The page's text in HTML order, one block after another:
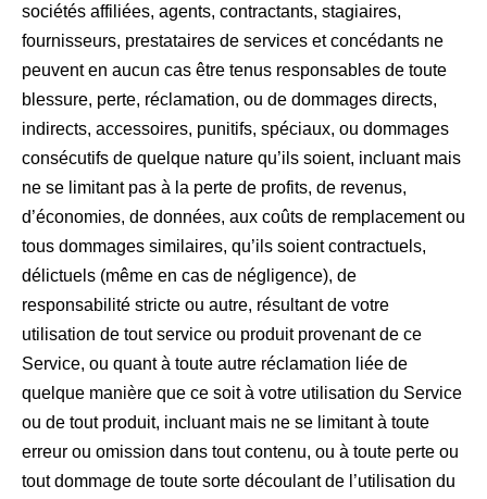
sociétés affiliées, agents, contractants, stagiaires,
fournisseurs, prestataires de services et concédants ne
peuvent en aucun cas être tenus responsables de toute
blessure, perte, réclamation, ou de dommages directs,
indirects, accessoires, punitifs, spéciaux, ou dommages
consécutifs de quelque nature qu’ils soient, incluant mais
ne se limitant pas à la perte de profits, de revenus,
d’économies, de données, aux coûts de remplacement ou
tous dommages similaires, qu’ils soient contractuels,
délictuels (même en cas de négligence), de
responsabilité stricte ou autre, résultant de votre
utilisation de tout service ou produit provenant de ce
Service, ou quant à toute autre réclamation liée de
quelque manière que ce soit à votre utilisation du Service
ou de tout produit, incluant mais ne se limitant à toute
erreur ou omission dans tout contenu, ou à toute perte ou
tout dommage de toute sorte découlant de l’utilisation du